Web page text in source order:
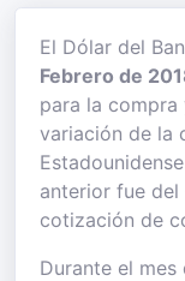
El Dólar del
Febrero de
para la compra
variación de la
anterior fue del
cotización de
Durante el